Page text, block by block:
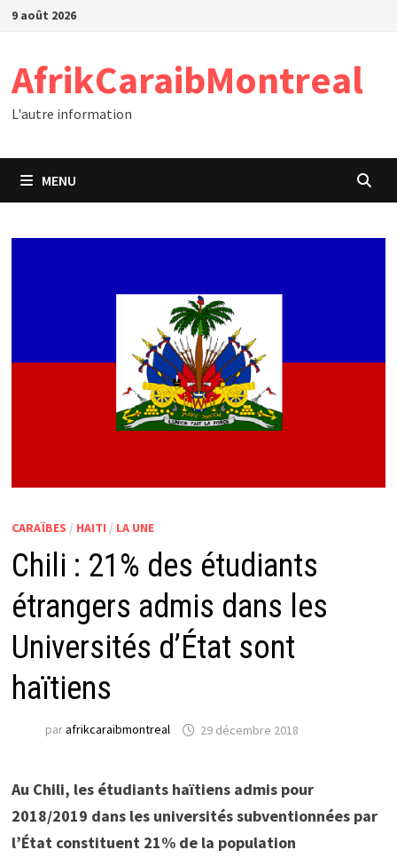
Passer
9 août 2026
AfrikCaraibMontreal
L'autre information
MENU
CARAÏBES / HAITI / LA UNE
Chili : 21% des étudiants
étrangers admis dans les
Universités d’État sont
haïtiens
parafrikcaraibmontreal 29 décembre 2018
Au Chili, les étudiants haïtiens admis pour
2018/2019 dans les universités subventionnées par
l’État constituent 21% de la population